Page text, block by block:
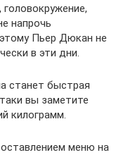
напрочь
Пьер Дюкан не
в эти дни.
станет быстрая
вы заметите
килограмм.
меню на